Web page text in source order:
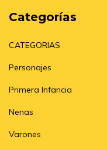
Categorías
CATEGORIAS
Personajes
Primera Infancia
Nenas
Varones